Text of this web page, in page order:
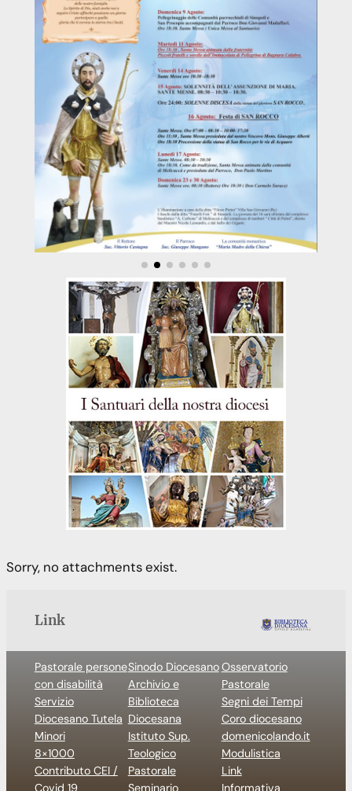
Sorry, no attachments exist.
Link
Pastorale persone
con disabilità
Servizio
Diocesano Tutela
Minori
8×1000
Contributo CEI /
Covid 19
Sinodo Diocesano
Archivio e
Biblioteca
Diocesana
Istituto Sup.
Teologico
Pastorale
Seminario
Osservatorio
Pastorale
Segni dei Tempi
Coro diocesano
domenicolando.it
Modulistica
Link
Informativa